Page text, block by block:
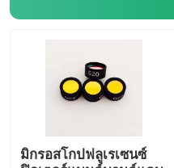
ฟิลเตอร์ป้องกันแสงสะท้อน
มิกรอสโกปฟลูเรเซนซ์